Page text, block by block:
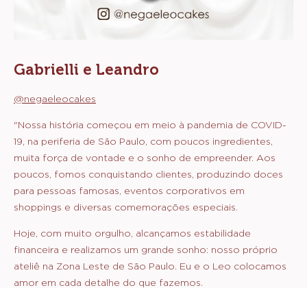
Gabrielli e Leandro
@negaeleocakes
"Nossa história começou em meio à pandemia de COVID-
19, na periferia de São Paulo, com poucos ingredientes,
muita força de vontade e o sonho de empreender. Aos
poucos, fomos conquistando clientes, produzindo doces
para pessoas famosas, eventos corporativos em
shoppings e diversas comemorações especiais.
Hoje, com muito orgulho, alcançamos estabilidade
financeira e realizamos um grande sonho: nosso próprio
ateliê na Zona Leste de São Paulo. Eu e o Leo colocamos
amor em cada detalhe do que fazemos.